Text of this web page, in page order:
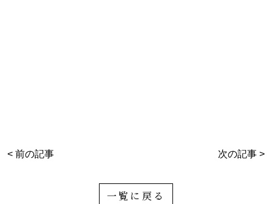
< 前の記事 次の記事 >
一覧に戻る